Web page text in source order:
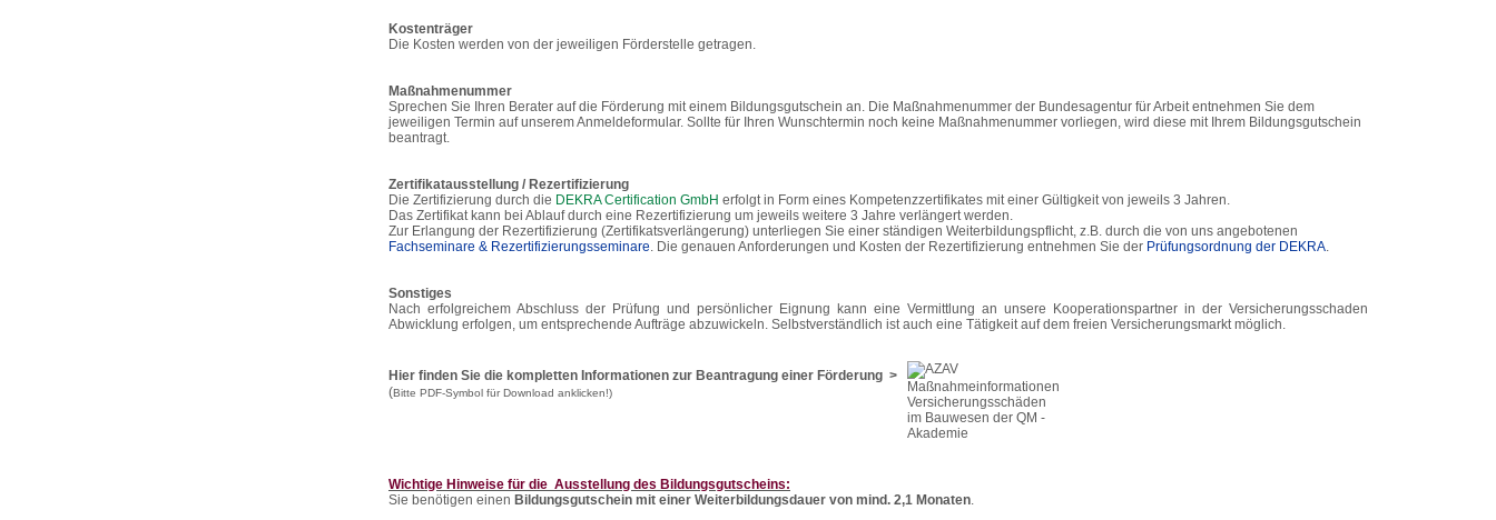
Kostenträger
Die Kosten werden von der jeweiligen Förderstelle getragen.
Maßnahmenummer
Sprechen Sie Ihren Berater auf die Förderung mit einem Bildungsgutschein an. Die Maßnahmenummer der Bundesagentur für Arbeit entnehmen Sie dem
jeweiligen Termin auf unserem Anmeldeformular. Sollte für Ihren Wunschtermin noch keine Maßnahmenummer vorliegen, wird diese mit Ihrem Bildungsgutschein
beantragt.
Zertifikatausstellung / Rezertifizierung
Die Zertifizierung durch die DEKRA Certification GmbH erfolgt in Form eines Kompetenzzertifikates mit einer Gültigkeit von jeweils 3 Jahren.
Das Zertifikat kann bei Ablauf durch eine Rezertifizierung um jeweils weitere 3 Jahre verlängert werden.
Zur Erlangung der Rezertifizierung (Zertifikatsverlängerung) unterliegen Sie einer ständigen Weiterbildungspflicht, z.B. durch die von uns angebotenen
Fachseminare & Rezertifizierungsseminare. Die genauen Anforderungen und Kosten der Rezertifizierung entnehmen Sie der Prüfungsordnung der DEKRA.
Sonstiges
Nach erfolgreichem Abschluss der Prüfung und persönlicher Eignung kann eine Vermittlung an unsere Kooperationspartner in der Versicherungsschaden
Abwicklung erfolgen, um entsprechende Aufträge abzuwickeln. Selbstverständlich ist auch eine Tätigkeit auf dem freien Versicherungsmarkt möglich.
Hier finden Sie die kompletten Informationen zur Beantragung einer Förderung >
(Bitte PDF-Symbol für Download anklicken!)
Wichtige Hinweise für die Ausstellung des Bildungsgutscheins:
Sie benötigen einen Bildungsgutschein mit einer Weiterbildungsdauer von mind. 2,1 Monaten.